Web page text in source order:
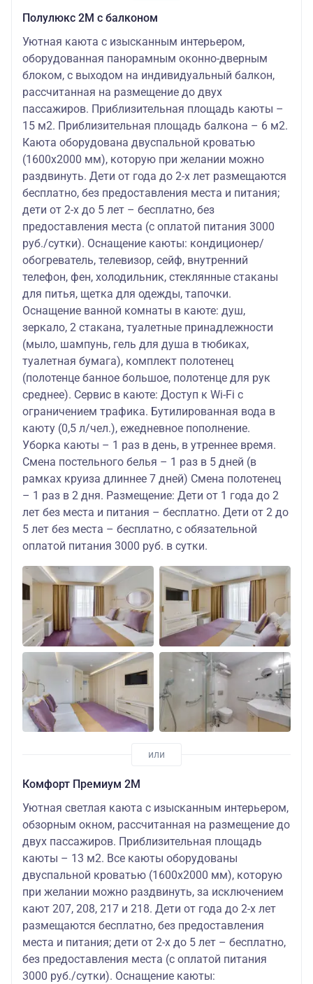
Полулюкс 2М с балконом
Уютная каюта с изысканным интерьером,
оборудованная панорамным оконно-дверным
блоком, с выходом на индивидуальный балкон,
рассчитанная на размещение до двух
пассажиров. Приблизительная площадь каюты –
15 м2. Приблизительная площадь балкона – 6 м2.
Каюта оборудована двуспальной кроватью
(1600х2000 мм), которую при желании можно
раздвинуть. Дети от года до 2-х лет размещаются
бесплатно, без предоставления места и питания;
дети от 2-х до 5 лет – бесплатно, без
предоставления места (с оплатой питания 3000
руб./сутки). Оснащение каюты: кондиционер/
обогреватель, телевизор, сейф, внутренний
телефон, фен, холодильник, стеклянные стаканы
для питья, щетка для одежды, тапочки.
Оснащение ванной комнаты в каюте: душ,
зеркало, 2 стакана, туалетные принадлежности
(мыло, шампунь, гель для душа в тюбиках,
туалетная бумага), комплект полотенец
(полотенце банное большое, полотенце для рук
среднее). Сервис в каюте: Доступ к Wi-Fi с
ограничением трафика. Бутилированная вода в
каюту (0,5 л/чел.), ежедневное пополнение.
Уборка каюты – 1 раз в день, в утреннее время.
Смена постельного белья – 1 раз в 5 дней (в
рамках круиза длиннее 7 дней) Смена полотенец
– 1 раз в 2 дня. Размещение: Дети от 1 года до 2
лет без места и питания – бесплатно. Дети от 2 до
5 лет без места – бесплатно, с обязательной
оплатой питания 3000 руб. в сутки.
Комфорт Премиум 2М
Уютная светлая каюта с изысканным интерьером,
обзорным окном, рассчитанная на размещение до
двух пассажиров. Приблизительная площадь
каюты – 13 м2. Все каюты оборудованы
двуспальной кроватью (1600х2000 мм), которую
при желании можно раздвинуть, за исключением
кают 207, 208, 217 и 218. Дети от года до 2-х лет
размещаются бесплатно, без предоставления
места и питания; дети от 2-х до 5 лет – бесплатно,
без предоставления места (с оплатой питания
3000 руб./сутки). Оснащение каюты: